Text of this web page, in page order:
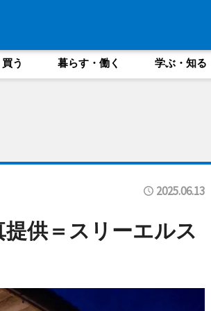
買う 暮らす・働く 学ぶ・知る
2025.06.13
供＝スリーエルス